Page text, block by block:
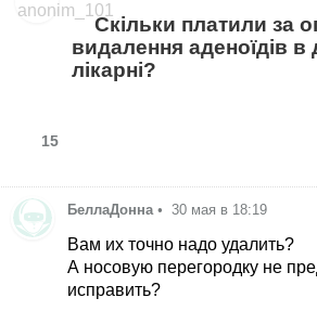
Скільки платили за
видалення аденоїдів в
лікарні?
15
БеллаДонна • 30 мая в 18:19
Вам их точно надо удалить?
А носовую перегородку не
исправить?